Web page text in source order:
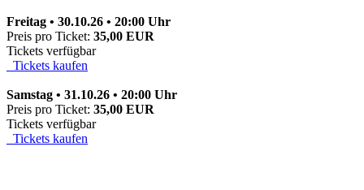
Freitag • 30.10.26 • 20:00 Uhr
Preis pro Ticket: 35,00 EUR
Tickets verfügbar
Tickets kaufen
Samstag • 31.10.26 • 20:00 Uhr
Preis pro Ticket: 35,00 EUR
Tickets verfügbar
Tickets kaufen